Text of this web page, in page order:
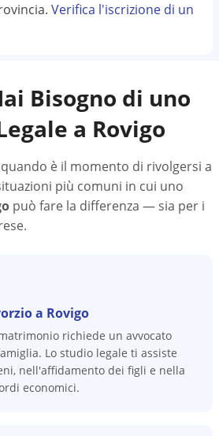
Verifica l'iscrizione di un
Bisogno di uno
a Rovigo
è il momento di rivolgersi a
più comuni in cui uno
può fare la differenza — sia per i
a Rovigo
richiede un avvocato
Lo studio legale ti assiste
nell'affidamento dei figli e nella
economici.